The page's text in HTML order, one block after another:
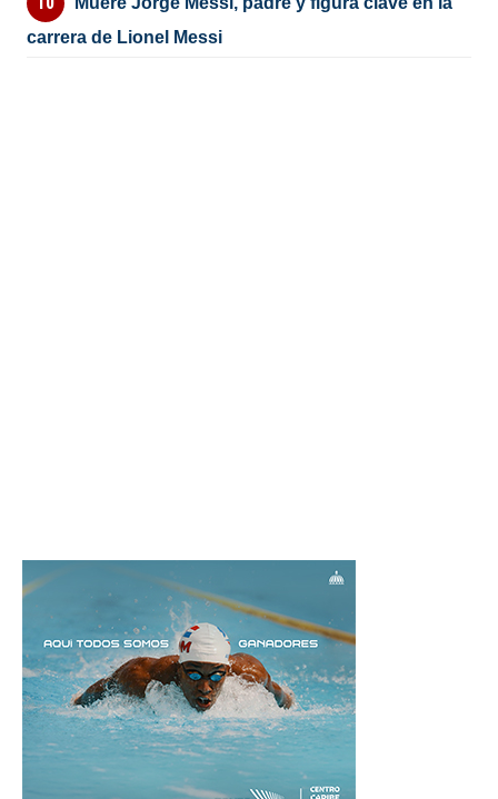
carrera de Lionel Messi